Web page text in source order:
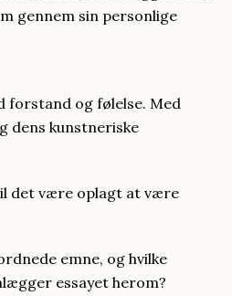
gennem sin personlige
forstand og følelse. Med
dens kunstneriske
det være oplagt at være
emne, og hvilke
essayet herom?